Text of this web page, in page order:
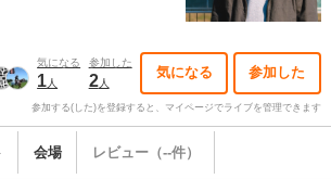
気になる
1人
参加した
2人
気になる 参加した
参加する(した)を登録すると、マイページでライブを管理できます
会場 レビュー（--件）